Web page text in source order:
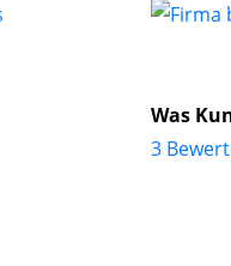
Was
3